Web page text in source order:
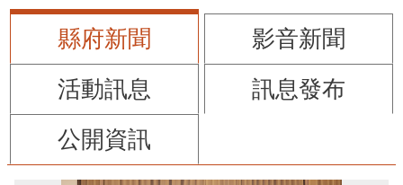
縣府新聞
影音新聞
活動訊息
訊息發布
公開資訊